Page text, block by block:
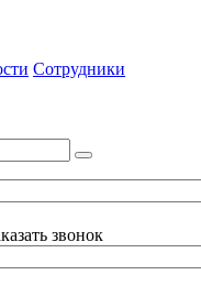
Сотрудники
звонок